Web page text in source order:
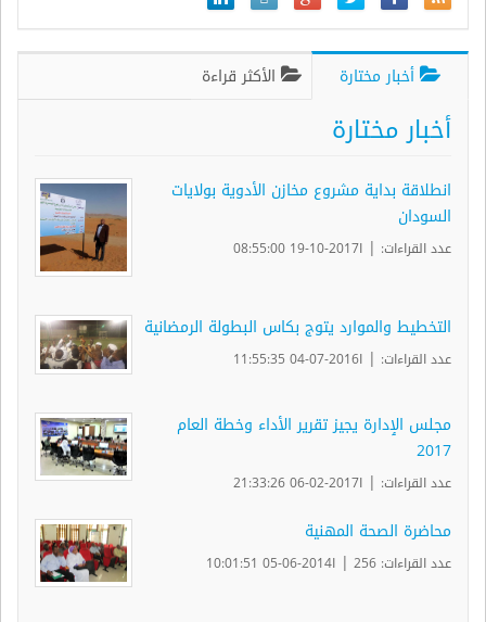
أخبار مختارة الأكثر قراءة
أخبار مختارة
انطلاقة بداية مشروع مخازن الأدوية بولايات
السودان
عدد القراءات: | ا2017-10-19 08:55:00
التخطيط والموارد يتوج بكاس البطولة الرمضانية
عدد القراءات: | ا2016-07-04 11:55:35
مجلس الٳدارة يجيز تقرير الأداء وخطة العام
2017
عدد القراءات: | ا2017-02-06 21:33:26
محاضرة الصحة المهنية
عدد القراءات: 256 | ا2014-06-05 10:01:51